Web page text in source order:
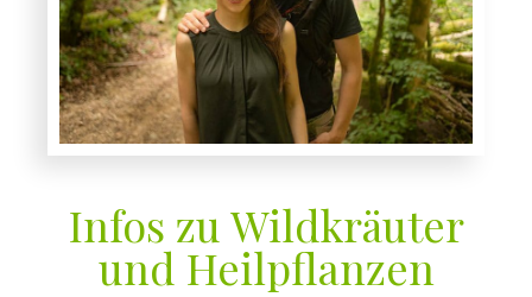
Infos zu Wildkräuter
und Heilpflanzen